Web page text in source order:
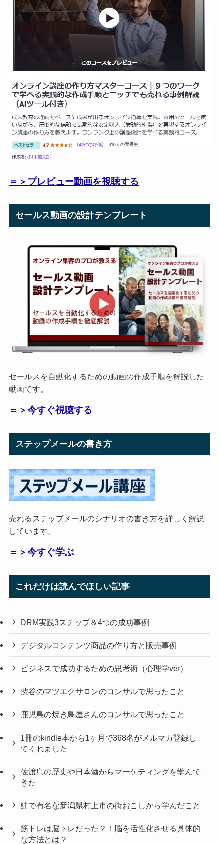
＝＞プレビュー動画を視聴する
セールス動画の設計テンプレート
セールスを自動化するための動画の作成手順を解説した
動画です。
＝＞今すぐ視聴する
ステップメールの書き方
売れるステップメールのシナリオの書き方を詳しく解説
しています。
＝＞今すぐ学ぶ
これだけは読んでほしい記事
DRM実践3ステップ＆4つの成功事例
デジタルコンテンツ商品の作り方と販売事例
ビジネスで成功するための思考術（心理学ver）
渋谷のマツエクサロンのコンサルで思ったこと
鹿児島の焼き鳥屋さんのコンサルで思ったこと
1冊のkindle本から1ヶ月で368名がメルマガ登録し
てくれました
佐渡島の歴史や日本酒からマーケティングを学んで
きた
鮭で有名な新潟県村上市の街おこしから学んだこと
筋トレは脳トレだった？！脳を活性化させる具体的
な方法とは？